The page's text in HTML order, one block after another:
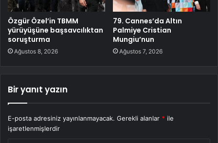
Özgür Özel’in TBMM
yürüyüşüne başsavcılıktan
soruşturma
Ağustos 8, 2026
79. Cannes’da Altın
Palmiye Cristian
Mungiu’nun
Ağustos 7, 2026
Bir yanıt yazın
E-posta adresiniz yayınlanmayacak. Gerekli alanlar * ile
işaretlenmişlerdir